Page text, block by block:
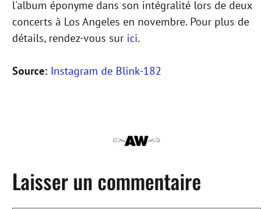
l'album éponyme dans son intégralité lors de deux
concerts à Los Angeles en novembre. Pour plus de
détails, rendez-vous sur ici.
Source: Instagram de Blink-182
Laisser un commentaire